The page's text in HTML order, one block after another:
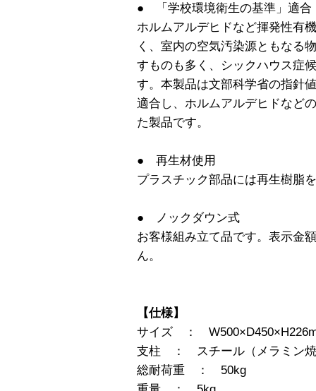
● 「学校環境衛生の基準」適合
ホルムアルデヒドなど揮発性有
く、室内の空気汚染源ともなる
すものも多く、シックハウス症
す。本製品は文部科学省の指針
適合し、ホルムアルデヒドなど
た製品です。
● 再生材使用
プラスチック部品には再生樹脂
● ノックダウン式
お客様組み立て品です。表示金
ん。
【仕様】
サイズ ：
支柱 ： スチール（メラミン
総耐荷重 ： 50kg